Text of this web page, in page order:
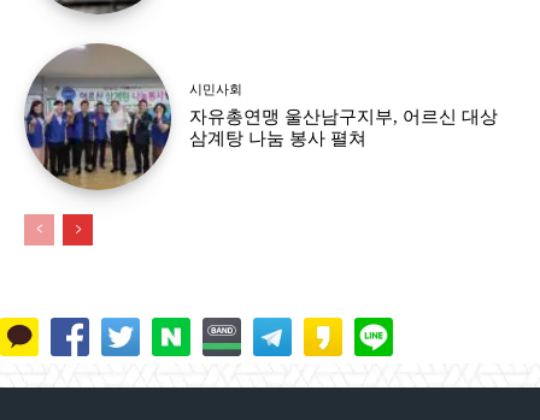
시민사회
자유총연맹 울산남구지부, 어르신 대상
삼계탕 나눔 봉사 펼쳐